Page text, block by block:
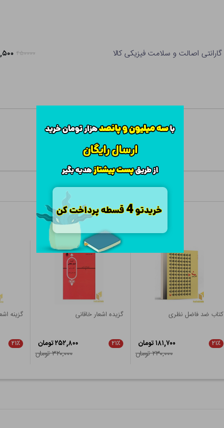
گارانتی اصالت و سلامت فیزیکی کالا ۴۵۰۰۰۰
کتاب ضد فاضل نظری
۲۱٪
۱۸۱,۷۰۰ تومان
۲۳۰,۰۰۰ تومان
گزیده اشعار خاقانی
۲۱٪
۲۵۲,۸۰۰ تومان
۳۲۰,۰۰۰ تومان
گزینه
۲۱٪